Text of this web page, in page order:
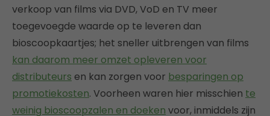
verkoop van films via DVD, VoD en TV meer
toegevoegde waarde op te leveren dan
bioscoopkaartjes; het sneller uitbrengen van films
kan daarom meer omzet opleveren voor
distributeurs en kan zorgen voor besparingen op
promotiekosten. Voorheen waren hier misschien te
weinig bioscoopzalen en doeken voor, inmiddels zijn